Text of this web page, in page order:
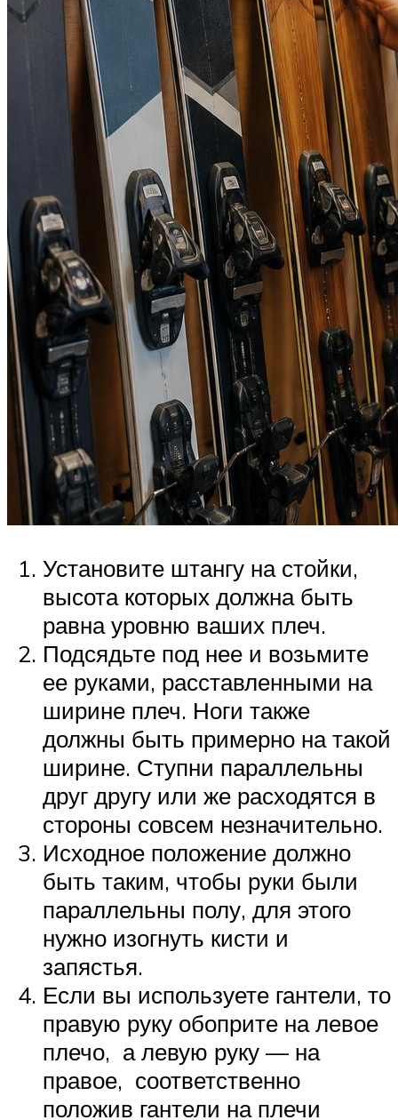
Установите штангу на стойки,
высота которых должна быть
равна уровню ваших плеч.
Подсядьте под нее и возьмите
ее руками, расставленными на
ширине плеч. Ноги также
должны быть примерно на такой
ширине. Ступни параллельны
друг другу или же расходятся в
стороны совсем незначительно.
Исходное положение должно
быть таким, чтобы руки были
параллельны полу, для этого
нужно изогнуть кисти и
запястья.
Если вы используете гантели, то
правую руку обоприте на левое
плечо, а левую руку — на
правое, соответственно
положив гантели на плечи